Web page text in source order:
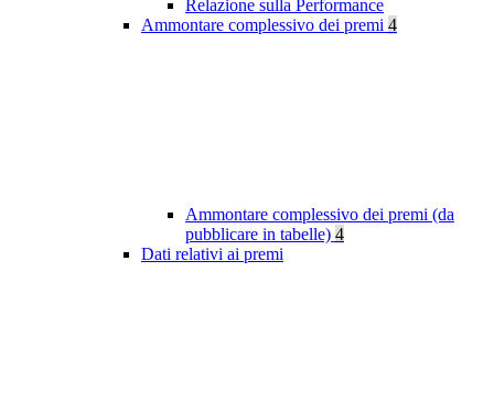
Relazione sulla Performance
Ammontare complessivo dei premi 4
Ammontare complessivo dei premi (da
pubblicare in tabelle) 4
Dati relativi ai premi